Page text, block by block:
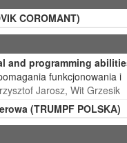
COROMANT)
and programming
funkcjonowania i
Jarosz, Wit Grzesik
(TRUMPF POLSKA)